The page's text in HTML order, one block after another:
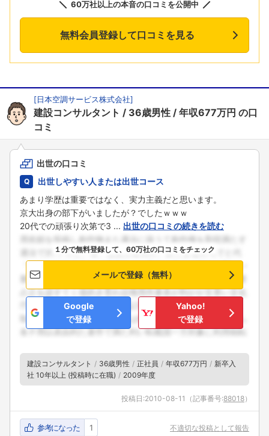
60万社以上の本音の口コミを公開中
無料会員登録して口コミを見る
[日本空調サービス株式会社]
建設コンサルタント 36歳男性 年収677万円 の口
コミ
出世の口コミ
出世しやすい人または出世コース
あまり学歴は重要ではなく、実力主義だと思います。
京大出身の部下がいましたが？でしたｗｗｗ
20代での頑張り次第で3 ... 出世の口コミの続きを読む
１分で無料登録して、60万社の口コミをチェック
メールで登録（無料）
Google
で登録
Yahoo!
で登録
建設コンサルタント 36歳男性 正社員 年収677万円
新卒入
社 10年以上 (投稿時に在職)
2009年度
投稿日:2010-08-11 （記事番号:88018）
参考になった 1 不適切な投稿として報告